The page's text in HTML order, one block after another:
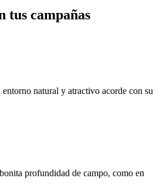
tus campañas
natural y atractivo acorde con su
profundidad de campo, como en